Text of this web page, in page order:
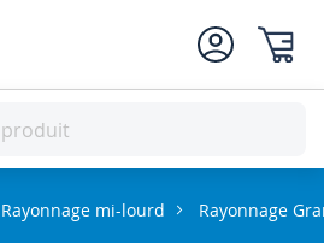
Rayonnage mi-lourd Rayonnage